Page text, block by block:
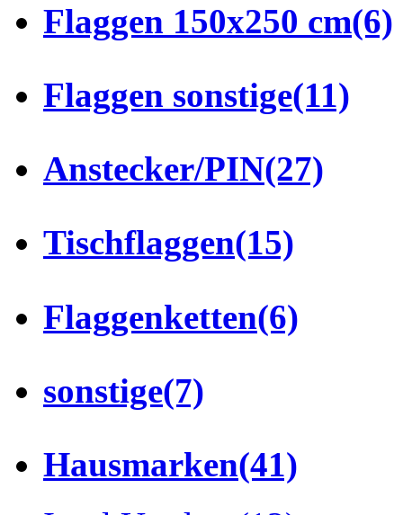
Flaggen 150x250 cm(6)
Flaggen sonstige(11)
Anstecker/PIN(27)
Tischflaggen(15)
Flaggenketten(6)
sonstige(7)
Hausmarken(41)